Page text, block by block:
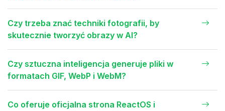
Czy trzeba znać techniki fotografii, by
skutecznie tworzyć obrazy w AI?
Czy sztuczna inteligencja generuje pliki w
formatach GIF, WebP i WebM?
Co oferuje oficjalna strona ReactOS i